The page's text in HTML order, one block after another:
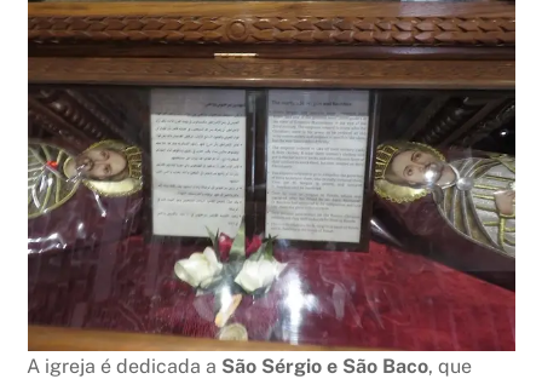
A igreja é dedicada a São Sérgio e São Baco, que